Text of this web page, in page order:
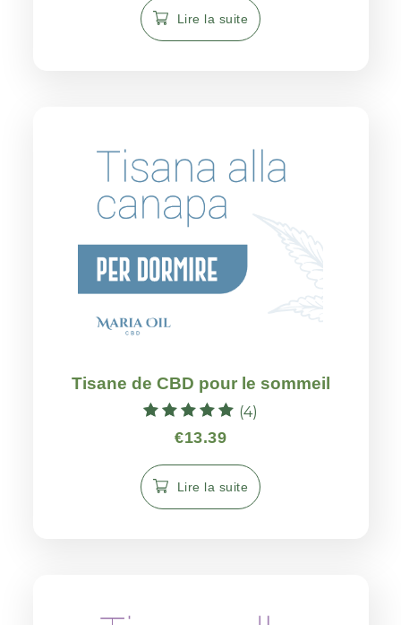
Lire la suite
Tisane de CBD pour le sommeil
Note
5.00
sur 5
(4)
€13.39
Lire la suite